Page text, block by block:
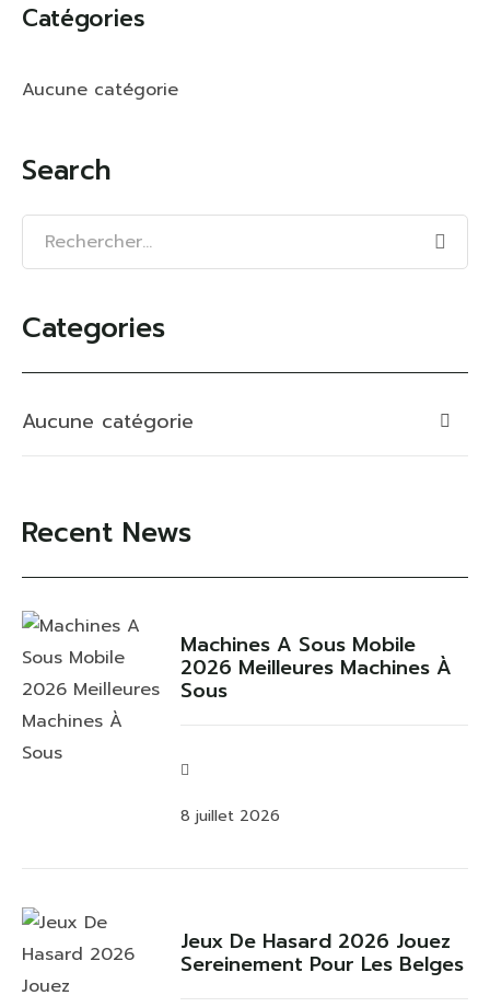
Catégories
Aucune catégorie
Search
Categories
Aucune catégorie
Recent News
Machines A Sous Mobile
2026 Meilleures Machines À
Sous
8 juillet 2026
Jeux De Hasard 2026 Jouez
Sereinement Pour Les Belges